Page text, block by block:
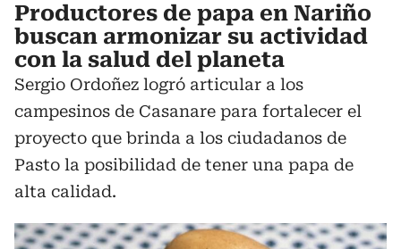
Productores de papa en Nariño
buscan armonizar su actividad
con la salud del planeta
Sergio Ordoñez logró articular a los
campesinos de Casanare para fortalecer el
proyecto que brinda a los ciudadanos de
Pasto la posibilidad de tener una papa de
alta calidad.